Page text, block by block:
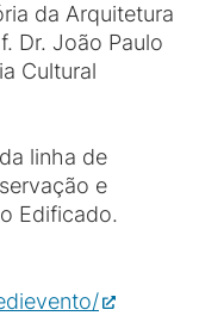
da Arquitetura
Dr. João Paulo
Cultural
linha de
e
Edificado.